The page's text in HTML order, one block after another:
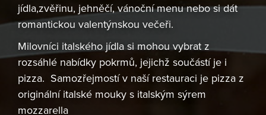
jídla,zvěřinu, jehněčí, vánoční menu nebo si dát
romantickou valentýnskou večeři.
Milovníci italského jídla si mohou vybrat z
rozsáhlé nabídky pokrmů, jejichž součástí je i
pizza. Samozřejmostí v naší restauraci je pizza z
originální italské mouky s italským sýrem
mozzarella